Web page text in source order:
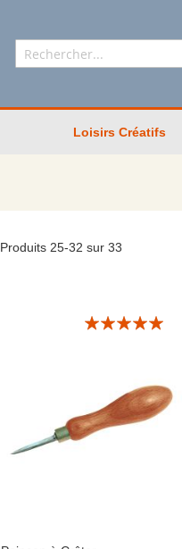
Loisirs Créatifs
Produits 25-32 sur 33
Évaluation: